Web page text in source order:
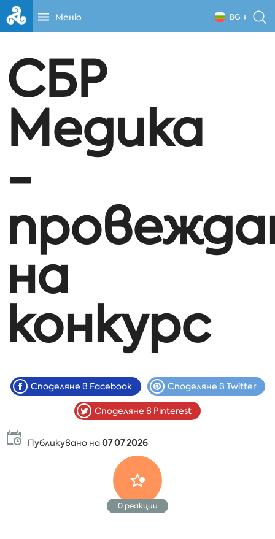
Меню BG
СБР
Медика
-
на
конкурс
Споделяне в Facebook Споделяне в Twitter
Споделяне в Pinterest
Публикувано на07 07 2026
0реакции